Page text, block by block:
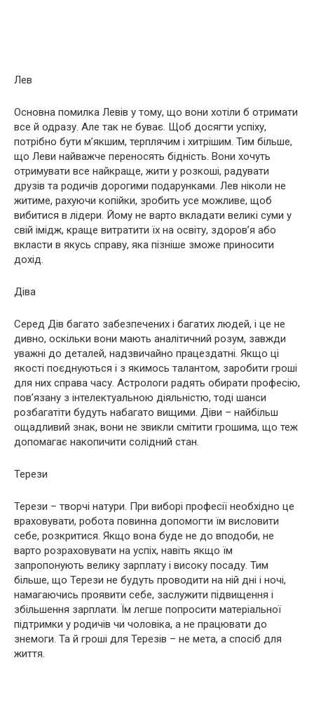
Лев
Основна помилка Левів у тому, що вони хотіли б отримати
все й одразу. Але так не буває. Щоб досягти успіху,
потрібно бути м’якшим, терплячим і хитрішим. Тим більше,
що Леви найважче переносять бідність. Вони хочуть
отримувати все найкраще, жити у розкоші, радувати
друзів та родичів дорогими подарунками. Лев ніколи не
житиме, рахуючи копійки, зробить усе можливе, щоб
вибитися в лідери. Йому не варто вкладати великі суми у
свій імідж, краще витратити їх на освіту, здоров’я або
вкласти в якусь справу, яка пізніше зможе приносити
дохід.
Діва
Серед Дів багато забезпечених і багатих людей, і це не
дивно, оскільки вони мають аналітичний розум, завжди
уважні до деталей, надзвичайно працездатні. Якщо ці
якості поєднуються і з якимось талантом, заробити гроші
для них справа часу. Астрологи радять обирати професію,
пов’язану з інтелектуальною діяльністю, тоді шанси
розбагатіти будуть набагато вищими. Діви – найбільш
ощадливий знак, вони не звикли смітити грошима, що теж
допомагає накопичити солідний стан.
Терези
Терези – творчі натури. При виборі професії необхідно це
враховувати, робота повинна допомогти їм висловити
себе, розкритися. Якщо вона буде не до вподоби, не
варто розраховувати на успіх, навіть якщо їм
запропонують велику зарплату і високу посаду. Тим
більше, що Терези не будуть проводити на ній дні і ночі,
намагаючись проявити себе, заслужити підвищення і
збільшення зарплати. Їм легше попросити матеріальної
підтримки у родичів чи чоловіка, а не працювати до
знемоги. Та й гроші для Терезів – не мета, а спосіб для
життя.